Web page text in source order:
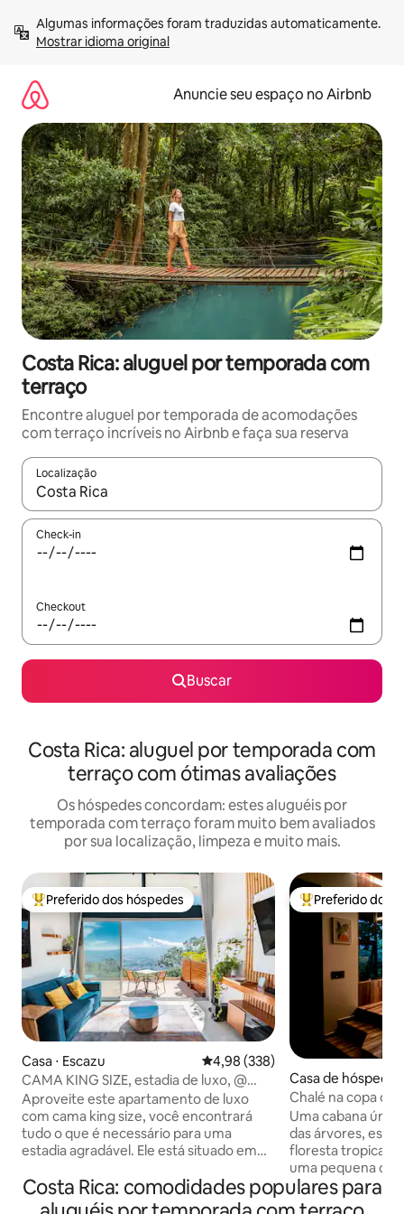
para
Mostrar idioma original
Anuncie seu espaço no Airbnb
Costa Rica: aluguel por temporada com
terraço
Encontre aluguel por temporada de acomodações
com terraço incríveis no Airbnb e faça sua reserva
Localização
Quando os resultados estiverem disponíveis, explore-os
Check-in
Checkout
Buscar
Costa Rica: aluguel por temporada com
terraço com ótimas avaliações
Os hóspedes concordam: estes aluguéis por
temporada com terraço foram muito bem avaliados
por sua localização, limpeza e muito mais.
Entre os melhores preferidos dos hóspedes
Preferido dos hóspedes
Casa ⋅ Escazu 4,98 de uma avaliação média de
4,98 (338)
CAMA KING SIZE, estadia de luxo, @
HillView, áreas verdes, A/C
Aproveite este apartamento de luxo
com cama king size, você encontrará
tudo o que é necessário para uma
estadia agradável. Ele está situado em
se sentirá longe da cidade. Perto de
shoppings, restaurantes, passeios, etc.
Entre os
Preferido dos
Casa de
Chalé na copa
privativa, piscina
Uma cabana
das árvores,
floresta tropical
uma pequena
Rica rural, com
e Sarapiquí ao seu
Costa Rica: comodidades populares para